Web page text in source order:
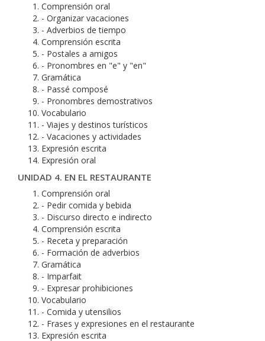
Comprensión oral
- Organizar vacaciones
- Adverbios de tiempo
Comprensión escrita
- Postales a amigos
- Pronombres en "e" y "en"
Gramática
- Passé composé
- Pronombres demostrativos
Vocabulario
- Viajes y destinos turísticos
- Vacaciones y actividades
Expresión escrita
Expresión oral
UNIDAD 4. EN EL RESTAURANTE
Comprensión oral
- Pedir comida y bebida
- Discurso directo e indirecto
Comprensión escrita
- Receta y preparación
- Formación de adverbios
Gramática
- Imparfait
- Expresar prohibiciones
Vocabulario
- Comida y utensilios
- Frases y expresiones en el restaurante
Expresión escrita